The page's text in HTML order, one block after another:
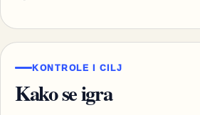
KONTROLE I CILJ
Kako se igra